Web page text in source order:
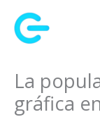
contenido
La
gráfica